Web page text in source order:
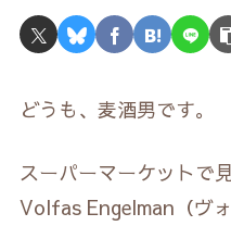
どうも、麦酒男です。
スーパーマーケットで
Volfas Engelman（ヴ